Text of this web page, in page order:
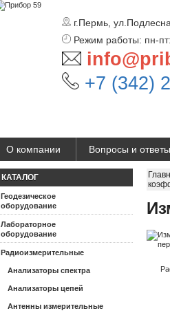
г.Пермь,
Режим работы: пн-
+7 (342)
О компании Вопросы и ответы
КАТАЛОГ
Геодезическое
оборудование
Лабораторное
оборудование
Радиоизмерительные
Анализаторы спектра
Анализаторы цепей
Антенны измерительные